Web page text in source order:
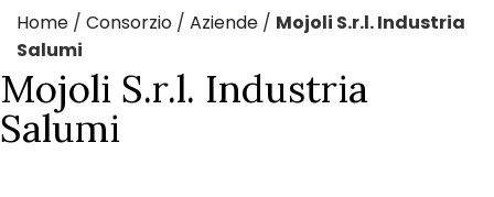
Home / Consorzio / Aziende / Mojoli S.r.l. Industria
Salumi
Mojoli S.r.l. Industria
Salumi